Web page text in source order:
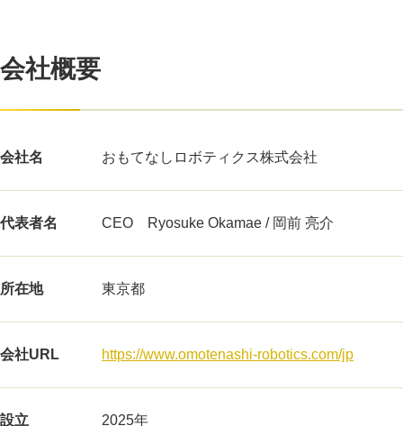
会社概要
会社名 おもてなしロボティクス株式会社
代表者名 CEO Ryosuke Okamae / 岡前 亮介
所在地 東京都
会社URL https://www.omotenashi-robotics.com/jp
設立 2025年